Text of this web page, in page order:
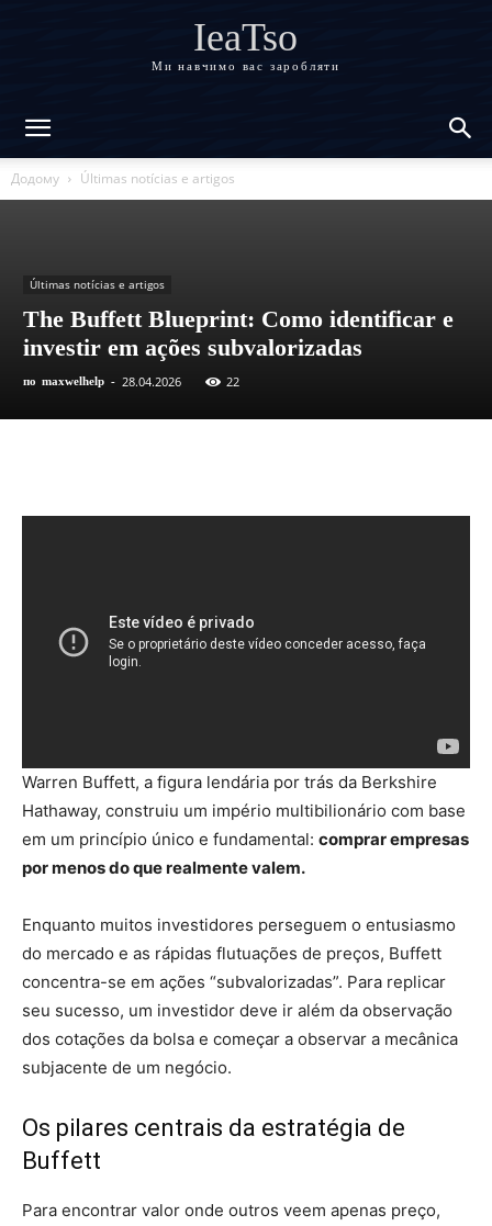
IeaTso
Ми навчимо вас заробляти
Додому Últimas notícias e artigos
Últimas notícias e artigos
The Buffett Blueprint: Como identificar e
investir em ações subvalorizadas
по maxwelhelp - 28.04.2026 22
Warren Buffett, a figura lendária por trás da Berkshire
Hathaway, construiu um império multibilionário com base
em um princípio único e fundamental: comprar empresas
por menos do que realmente valem.
Enquanto muitos investidores perseguem o entusiasmo
do mercado e as rápidas flutuações de preços, Buffett
concentra-se em ações “subvalorizadas”. Para replicar
seu sucesso, um investidor deve ir além da observação
dos cotações da bolsa e começar a observar a mecânica
subjacente de um negócio.
Os pilares centrais da estratégia de
Buffett
Para encontrar valor onde outros veem apenas preço,